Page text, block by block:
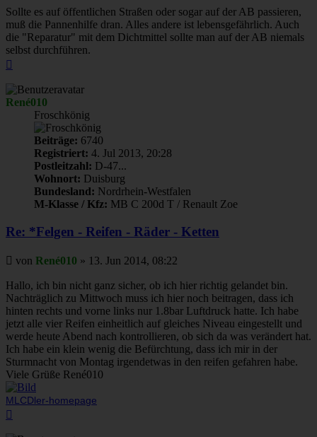
Sollte es auf öffentlichen Straßen oder sogar auf der AB passieren,
muß die Pannenhilfe dran. Alles andere ist lebensgefährlich. Auch
die "Reparatur" mit dem Dichtmittel sollte man auf der AB niemals
selbst durchführen.
René010
Froschkönig
Beiträge: 6740
Registriert: 4. Jul 2013, 20:28
Postleitzahl: D-47...
Wohnort: Duisburg
Bundesland: Nordrhein-Westfalen
M-Klasse / Kfz: MB C 200d T / Renault Zoe
Re: *Felgen - Reifen - Räder - Ketten
Beitrag
von René010 » 13. Jun 2014, 08:22
Hallo, ich bin nicht ganz sicher, ob ich hier richtig gelandet bin.
Nachträglich zu Mittwoch muss ich hier noch beitragen, dass ich
hinten rechts und vorne links nur 1.8bar Luftdruck hatte. Ich habe
jetzt alle vier Reifen einheitlich auf gleiches Niveau eingestellt und
werde heute Abend nach kontrollieren, ob sich da was verändert hat.
Ich habe ein klein wenig die Befürchtung, dass ich mir in der
Sturmnacht von Montag irgendetwas in den reifen gefahren habe.
Viele Grüße René010
MLCDler-homepage